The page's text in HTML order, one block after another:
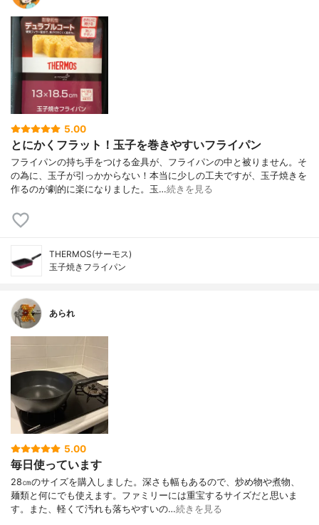
5.00
とにかくフラット！玉子を巻きやすいフライパン
フライパンの持ち手をつける金具が、フライパンの中と被りません。そ
の為に、玉子が引っかからない！本当に少しの工夫ですが、玉子焼きを
作るのが劇的に楽になりました。玉…続きを見る
THERMOS(サーモス)
玉子焼きフライパン
あられ
5.00
毎日使っています
28㎝のサイズを購入しました。深さも幅もあるので、炒め物や煮物、
麺類と何にでも使えます。ファミリーには重宝するサイズだと思いま
す。また、軽くて汚れも落ちやすいの…続きを見る